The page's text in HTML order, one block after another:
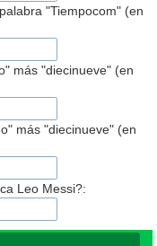
"Tiempocom" (en
más "diecinueve" (en
más "diecinueve" (en
Leo Messi?: